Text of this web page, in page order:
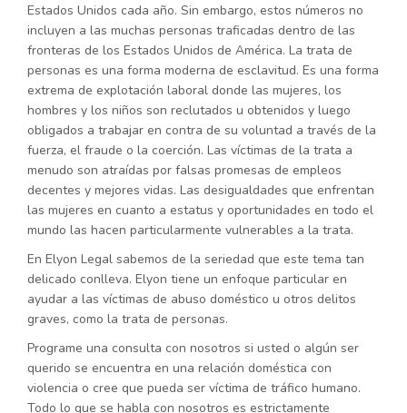
Estados Unidos cada año. Sin embargo, estos números no
incluyen a las muchas personas traficadas dentro de las
fronteras de los Estados Unidos de América. La trata de
personas es una forma moderna de esclavitud. Es una forma
extrema de explotación laboral donde las mujeres, los
hombres y los niños son reclutados u obtenidos y luego
obligados a trabajar en contra de su voluntad a través de la
fuerza, el fraude o la coerción. Las víctimas de la trata a
menudo son atraídas por falsas promesas de empleos
decentes y mejores vidas. Las desigualdades que enfrentan
las mujeres en cuanto a estatus y oportunidades en todo el
mundo las hacen particularmente vulnerables a la trata.
En Elyon Legal sabemos de la seriedad que este tema tan
delicado conlleva. Elyon tiene un enfoque particular en
ayudar a las víctimas de abuso doméstico u otros delitos
graves, como la trata de personas.
Programe una consulta con nosotros si usted o algún ser
querido se encuentra en una relación doméstica con
violencia o cree que pueda ser víctima de tráfico humano.
Todo lo que se habla con nosotros es estrictamente